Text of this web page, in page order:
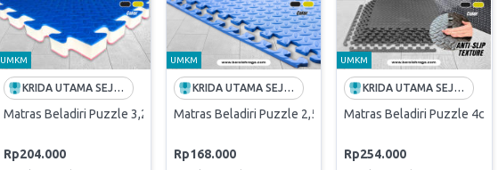
UMKM
KRIDA UTAMA SEJAHTERA
Matras Beladiri Puzzle 3,2 cm 2 sisi (karate,silat,taekwondo)
Rp204.000
UMKM
KRIDA UTAMA SEJAHTERA
Matras Beladiri Puzzle 2,5 cm (karate,silat,taekwondo)
Rp168.000
UMKM
KRIDA UTAMA SEJAHTERA
Matras Beladiri Puzzle 4cm
Rp254.000